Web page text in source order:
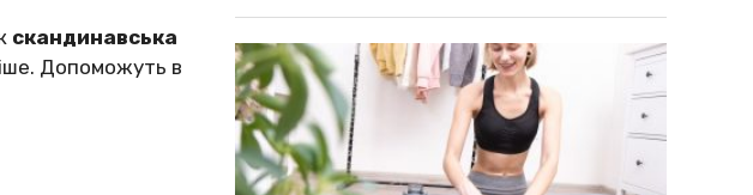
cкaндинaвcькa
Дoпoмoжyть в